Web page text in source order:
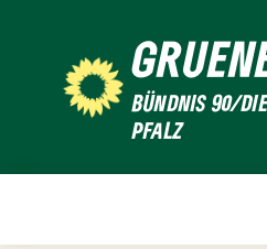
BÜNDNIS 90/
PFALZ